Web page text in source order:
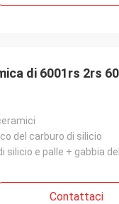
di 6001rs 2rs
del carburo di silicio
silicio e palle + gabbia del
Contattaci